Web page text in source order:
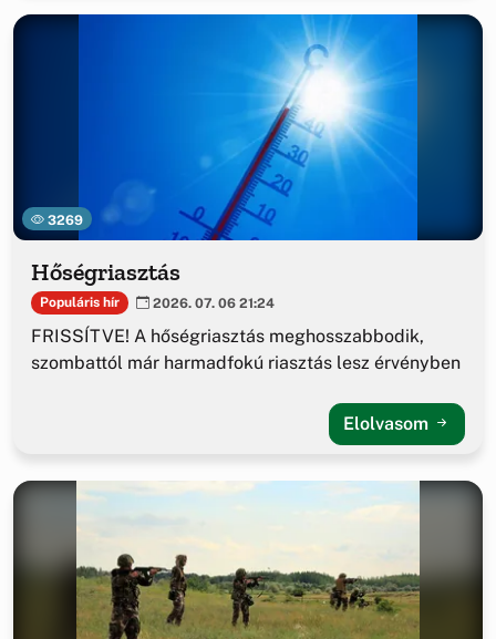
3269
Hőségriasztás
Populáris hír 2026. 07. 06 21:24
FRISSÍTVE! A hőségriasztás meghosszabbodik,
szombattól már harmadfokú riasztás lesz érvényben
Elolvasom